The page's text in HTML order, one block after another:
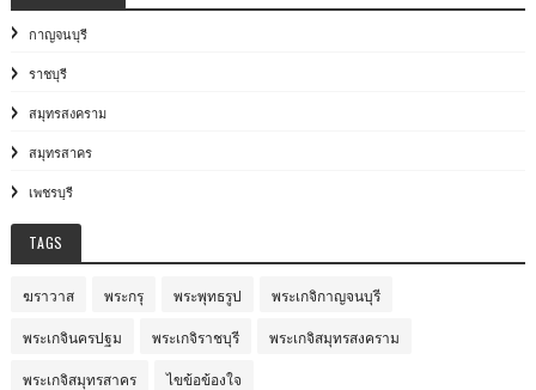
กาญจนบุรี
ราชบุรี
สมุทรสงคราม
สมุทรสาคร
เพชรบุรี
TAGS
ฆราวาส พระกรุ พระพุทธรูป พระเกจิกาญจนบุรี
พระเกจินครปฐม พระเกจิราชบุรี พระเกจิสมุทรสงคราม
พระเกจิสมุทรสาคร ไขข้อข้องใจ